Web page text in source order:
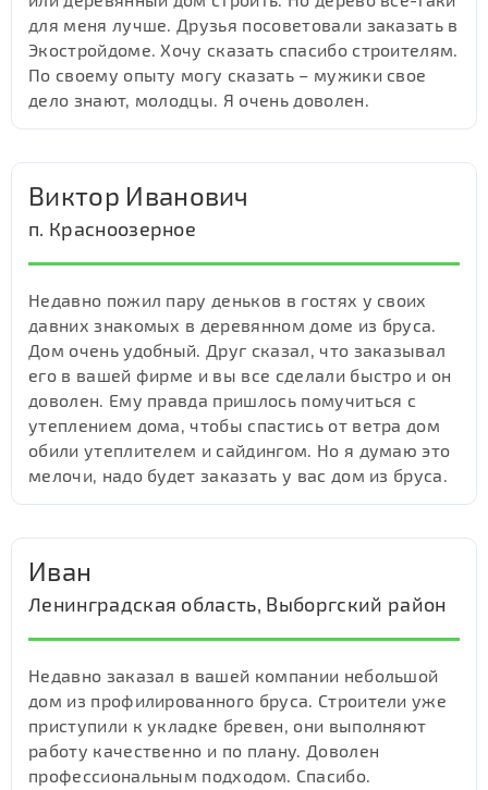
для меня лучше. Друзья посоветовали заказать в
Экостройдоме. Хочу сказать спасибо строителям.
По своему опыту могу сказать – мужики свое
дело знают, молодцы. Я очень доволен.
Виктор Иванович
п. Красноозерное
Недавно пожил пару деньков в гостях у своих
давних знакомых в деревянном доме из бруса.
Дом очень удобный. Друг сказал, что заказывал
его в вашей фирме и вы все сделали быстро и он
доволен. Ему правда пришлось помучиться с
утеплением дома, чтобы спастись от ветра дом
обили утеплителем и сайдингом. Но я думаю это
мелочи, надо будет заказать у вас дом из бруса.
Иван
Ленинградская область, Выборгский район
Недавно заказал в вашей компании небольшой
дом из профилированного бруса. Строители уже
приступили к укладке бревен, они выполняют
работу качественно и по плану. Доволен
профессиональным подходом. Спасибо.